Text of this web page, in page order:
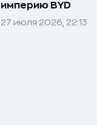
империю BYD
27 июля 2026, 22:13